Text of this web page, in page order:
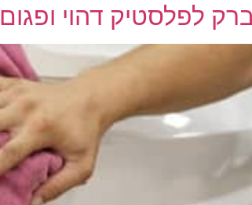
לפלסטיק דהוי ופגום